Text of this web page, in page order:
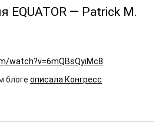
EQUATOR — Patrick M.
watch?v=6mQBsQyiMc8
блоге описала Конгресс